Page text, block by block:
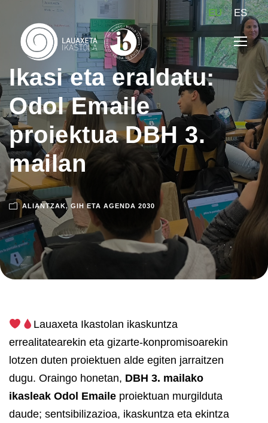
EU ES
Ikasi eta eraldatu:
Odol Emaile
proiektua DBH 3.
mailan
ALIANTZAK, GIH ETA AGENDA 2030
Lauaxeta Ikastolan ikaskuntza
errealitatearekin eta gizarte-konpromisoarekin
lotzen duten proiektuen alde egiten jarraitzen
dugu. Oraingo honetan, DBH 3. mailako
ikasleak Odol Emaile proiektuan murgilduta
daude; sentsibilizazioa, ikaskuntza eta ekintza